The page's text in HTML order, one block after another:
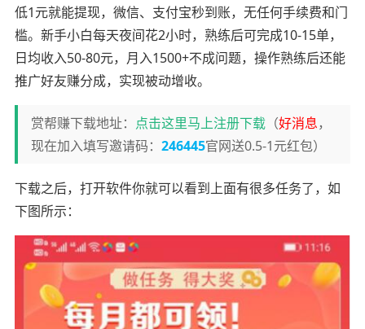
低1元就能提现，微信、支付宝秒到账，无任何手续费和门
槛。新手小白每天夜间花2小时，熟练后可完成10-15单，
日均收入50-80元，月入1500+不成问题，操作熟练后还能
推广好友赚分成，实现被动增收。
赏帮赚下载地址： 点击这里马上注册下载（好消息，
现在加入填写邀请码： 246445官网送0.5-1元红包）
下载之后，打开软件你就可以看到上面有很多任务了，如
下图所示：